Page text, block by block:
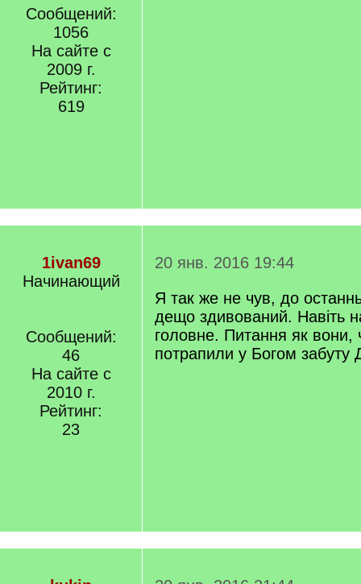
Сообщений:
1056
На сайте с
2009 г.
Рейтинг:
619
1ivan69
Начинающий
Сообщений:
46
На сайте с
2010 г.
Рейтинг:
23
20 янв. 2016 19:44
Я так же не чув, до
дещо здивований. Навіть
головне. Питання як вони,
потрапили у Богом забуту